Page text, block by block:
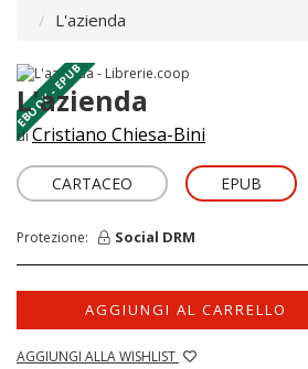
L'azienda
EBOOK - EPUB
L'azienda
diCristiano Chiesa-Bini
CARTACEO EPUB
Protezione: Social DRM
AGGIUNGI AL CARRELLO
AGGIUNGI ALLA WISHLIST